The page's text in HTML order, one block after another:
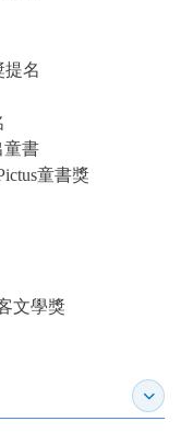
提名
童書
童書獎
文學獎
展開